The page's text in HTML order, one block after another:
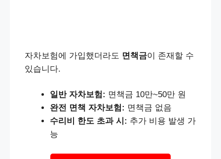
자차보험에 가입했더라도 면책금이 존재할 수
있습니다.
일반 자차보험: 면책금 10만~50만 원
완전 면책 자차보험: 면책금 없음
수리비 한도 초과 시: 추가 비용 발생 가
능